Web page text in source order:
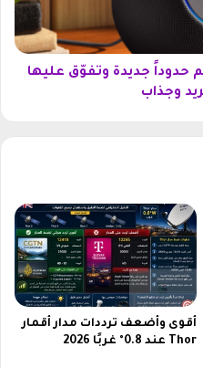
حدوداً جديدة وتفوّق عليها
وجذاب
أقوى وأضعف ترددات مدار أقمار
Thor عند 0.8° غربًا 2026